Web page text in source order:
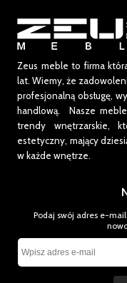
Zeus meble to firma
lat. Wiemy, że
profesjonalną obsługę,
handlową. Nasze
trendy wnętrzarskie,
estetyczny, mający
w każde wnętrze.
Podaj swój adres e-